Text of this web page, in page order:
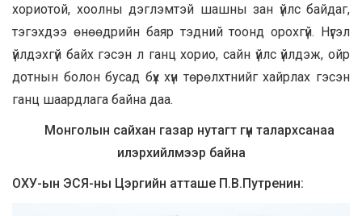
хориотой, хоолны дэглэмтэй шашны зан үйлс байдаг,
тэгэхдээ өнөөдрийн баяр тэдний тоонд орохгүй. Нүгэл
үйлдэхгүй байх гэсэн л ганц хорио, сайн үйлс үйлдэж, ойр
дотнын болон бусад бүх хүн төрөлхтнийг хайрлах гэсэн
ганц шаардлага байна даа.
Монголын сайхан газар нутагт гүн талархсанаа
илэрхийлмээр байна
ОХУ-ын ЭСЯ-ны Цэргийн атташе П.В.Путренин: